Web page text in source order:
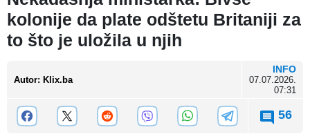
kolonije da plate odštetu Britaniji za
to što je uložila u njih
Autor: Klix.ba
INFO
07.07.2026.
07:31
56